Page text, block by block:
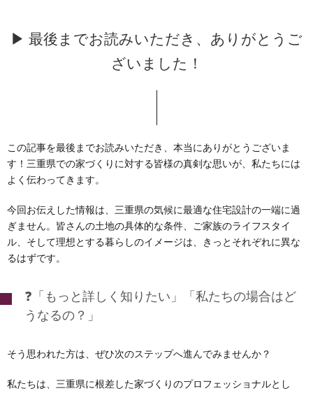
▶ 最後までお読みいただき、ありがとうご
ざいました！
この記事を最後までお読みいただき、本当にありがとうございま
す！三重県での家づくりに対する皆様の真剣な思いが、私たちには
よく伝わってきます。
今回お伝えした情報は、三重県の気候に最適な住宅設計の一端に過
ぎません。皆さんの土地の具体的な条件、ご家族のライフスタイ
ル、そして理想とする暮らしのイメージは、きっとそれぞれに異な
るはずです。
❓「もっと詳しく知りたい」「私たちの場合はど
うなるの？」
そう思われた方は、ぜひ次のステップへ進んでみませんか？
私たちは、三重県に根差した家づくりのプロフェッショナルとし